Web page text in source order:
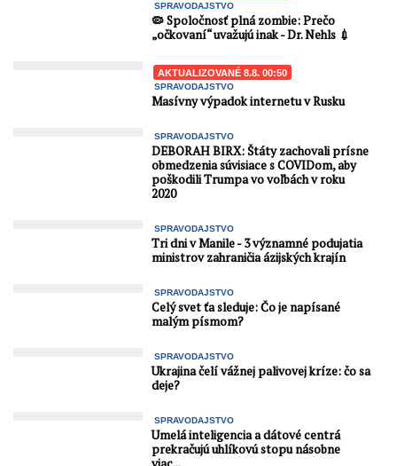
SPRAVODAJSTVO
🦠 Spoločnosť plná zombie: Prečo
„očkovaní“ uvažujú inak - Dr. Nehls 💉
AKTUALIZOVANÉ 8.8. 00:50
SPRAVODAJSTVO
Masívny výpadok internetu v Rusku
SPRAVODAJSTVO
DEBORAH BIRX: Štáty zachovali prísne
obmedzenia súvisiace s COVIDom, aby
poškodili Trumpa vo voľbách v roku
2020
SPRAVODAJSTVO
Tri dni v Manile - 3 významné podujatia
ministrov zahraničia ázijských krajín
SPRAVODAJSTVO
Celý svet ťa sleduje: Čo je napísané
malým písmom?
SPRAVODAJSTVO
Ukrajina čelí vážnej palivovej kríze: čo sa
deje?
SPRAVODAJSTVO
Umelá inteligencia a dátové centrá
prekračujú uhlíkovú stopu násobne